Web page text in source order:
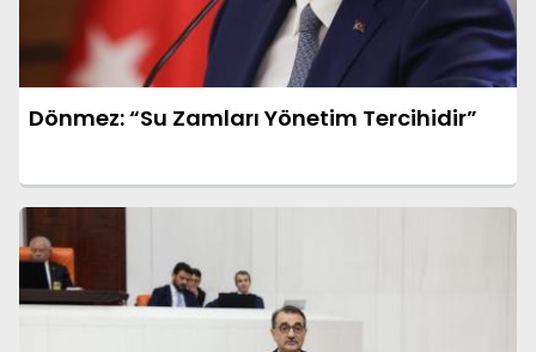
Dönmez: “Su Zamları Yönetim Tercihidir”